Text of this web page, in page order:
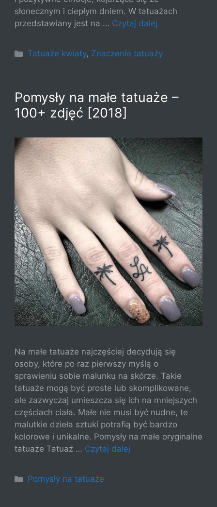
słonecznym i ciepłym dniem. W tatuażach
przedstawiany jest na … Czytaj dalej
Kategorie
Tatuaże kwiaty, Znaczenie tatuaży
Pomysły na małe tatuaże –
100+ zdjęć [2018]
Na małe tatuaże najczęściej decydują się
osoby, które po raz pierwszy myślą o
sprawieniu sobie malunku na skórze. Takie
tatuaże mogą być proste lub skomplikowane,
ale zazwyczaj umieszcza się ich na mniejszych
częściach ciała. Małe nie musi być nudne, te
malutkie dzieła sztuki potrafią być bardzo
kolorowe i unikalne. Pomysły na małe oryginalne
tatuaże Tatuaż … Czytaj dalej
Kategorie
Pomysły na tatuaże